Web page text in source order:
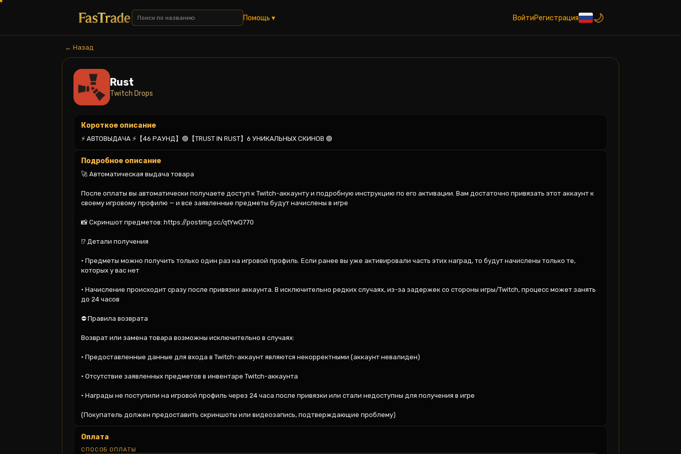
Помощь ▾ ВойтиРегистрация
← Назад
Rust
Twitch Drops
Короткое описание
⚡ АВТОВЫДАЧА ⚡【46 РАУНД】🟣【TRUST IN RUST】6 УНИКАЛЬНЫХ СКИНОВ 🟣
Подробное описание
🚀 Автоматическая выдача товара
После оплаты вы автоматически получаете доступ к Twitch-аккаунту и подробную инструкцию по его активации. Вам достаточно привязать этот аккаунт к
своему игровому профилю — и все заявленные предметы будут начислены в игре
📸 Скриншот предметов: https://postimg.cc/qtYwQ770
⁉️ Детали получения
• Предметы можно получить только один раз на игровой профиль. Если ранее вы уже активировали часть этих наград, то будут начислены только те,
которых у вас нет
• Начисление происходит сразу после привязки аккаунта. В исключительно редких случаях, из-за задержек со стороны игры/Twitch, процесс может занять
до 24 часов
⛔ Правила возврата
Возврат или замена товара возможны исключительно в случаях:
• Предоставленные данные для входа в Twitch-аккаунт являются некорректными (аккаунт невалиден)
• Отсутствие заявленных предметов в инвентаре Twitch-аккаунта
• Награды не поступили на игровой профиль через 24 часа после привязки или стали недоступны для получения в игре
(Покупатель должен предоставить скриншоты или видеозапись, подтверждающие проблему)
Оплата
СПОСОБ ОПЛАТЫ